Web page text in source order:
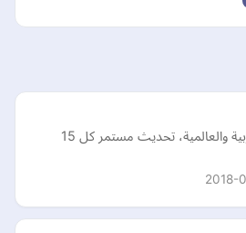
سعر وتحويل العملات العربية والعالمية، تحديث مستمر كل 15
2018-